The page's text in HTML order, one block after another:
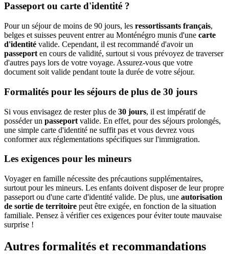
Passeport ou carte d'identité ?
Pour un séjour de moins de 90 jours, les ressortissants français,
belges et suisses peuvent entrer au Monténégro munis d'une carte
d'identité valide. Cependant, il est recommandé d'avoir un
passeport en cours de validité, surtout si vous prévoyez de traverser
d'autres pays lors de votre voyage. Assurez-vous que votre
document soit valide pendant toute la durée de votre séjour.
Formalités pour les séjours de plus de 30 jours
Si vous envisagez de rester plus de 30 jours, il est impératif de
posséder un passeport valide. En effet, pour des séjours prolongés,
une simple carte d'identité ne suffit pas et vous devrez vous
conformer aux réglementations spécifiques sur l'immigration.
Les exigences pour les mineurs
Voyager en famille nécessite des précautions supplémentaires,
surtout pour les mineurs. Les enfants doivent disposer de leur propre
passeport ou d'une carte d'identité valide. De plus, une autorisation
de sortie de territoire peut être exigée, en fonction de la situation
familiale. Pensez à vérifier ces exigences pour éviter toute mauvaise
surprise !
Autres formalités et recommandations